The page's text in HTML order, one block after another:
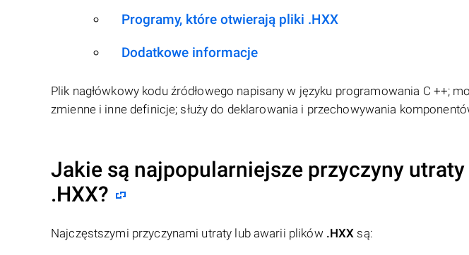
Programy, które otwierają pliki .HXX
Dodatkowe informacje
Plik nagłówkowy kodu źródłowego napisany w języku programowania C ++;
zmienne i inne definicje; służy do deklarowania i przechowywania
Jakie są najpopularniejsze przyczyny
.HXX?
Najczęstszymi przyczynami utraty lub awarii plików .HXX są: